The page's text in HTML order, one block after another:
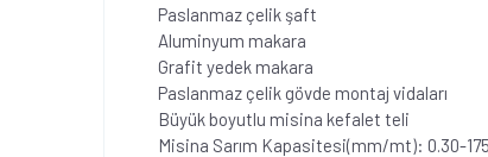
Paslanmaz çelik şaft
Aluminyum makara
Grafit yedek makara
Paslanmaz çelik gövde montaj vidaları
Büyük boyutlu misina kefalet teli
Misina Sarım Kapasitesi(mm/mt): 0.30-175